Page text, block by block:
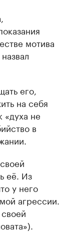
мотива
его,
на себя
«духа не
в
её. Из
у него
агрессии.